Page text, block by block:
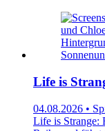
Life is
04.08.2026 •
Life is Strange: